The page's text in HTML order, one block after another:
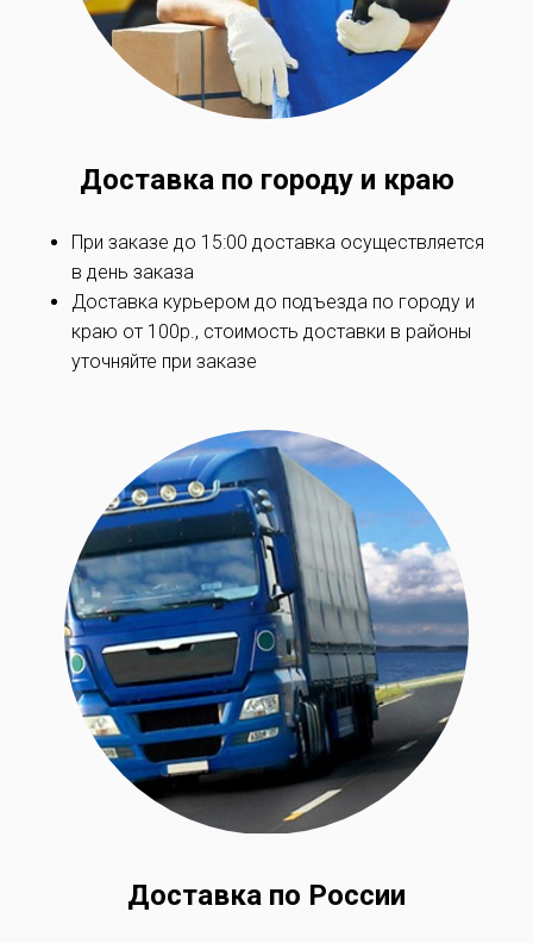
Доставка по городу и краю
При заказе до 15:00 доставка осуществляется
в день заказа
Доставка курьером до подъезда по городу и
краю от 100р., стоимость доставки в районы
уточняйте при заказe
Доставка по России